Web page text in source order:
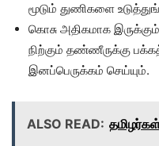
மூடும் துணிகளை
கொசு அதிகமாக
நிற்கும் தண்ணீருக்கு
இனப்பெருக்கம் செய்யும்.
ALSO READ: